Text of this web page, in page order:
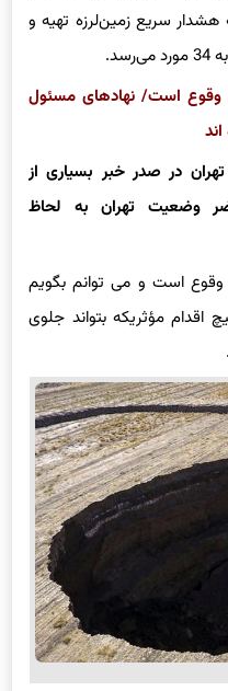
هشدار سریع زمین‌لرزه تهیه و
وقوع است/ نهادهای مسئول
در صدر خبر بسیاری از
وضعیت تهران به لحاظ
است و می توانم بگویم
مؤثریکه بتواند جلوی